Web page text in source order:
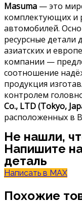
Masuma — это
комплектующих и
автомобилей.
ресурсные детали
азиатских и
компании —
соотношение
продукция
контролем
Co., LTD (Tokyo,
расположенных в
Не нашли,
Напишите
деталь
Написать в MAX
Похожие